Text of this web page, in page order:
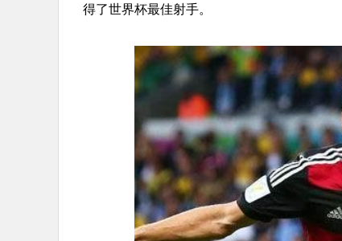
得了世界杯最佳射手。